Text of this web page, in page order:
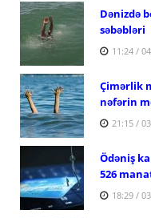
Dənizdə
səbəbləri
11:24 /
Çimərlik
nəfərin
21:15 /
Ödəniş
526
18:29 /